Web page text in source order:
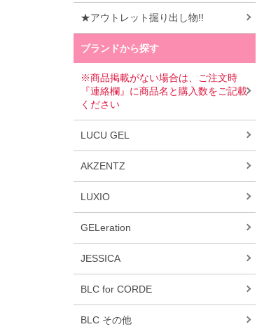
★アウトレット掘り出し物!!
ブランドから探す
※商品掲載がない場合は、ご注文時
『連絡欄』に商品名と購入数をご記載
ください
LUCU GEL
AKZENTZ
LUXIO
GELeration
JESSICA
BLC for CORDE
BLC その他